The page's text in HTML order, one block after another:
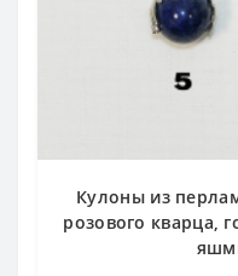
Кулоны из
розового кварца,